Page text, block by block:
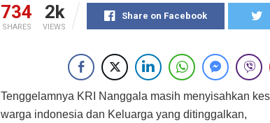
734
SHARES
2k
VIEWS
Share on Facebook
Tenggelamnya KRI Nanggala masih menyisahkan
warga indonesia dan Keluarga yang ditinggalkan,